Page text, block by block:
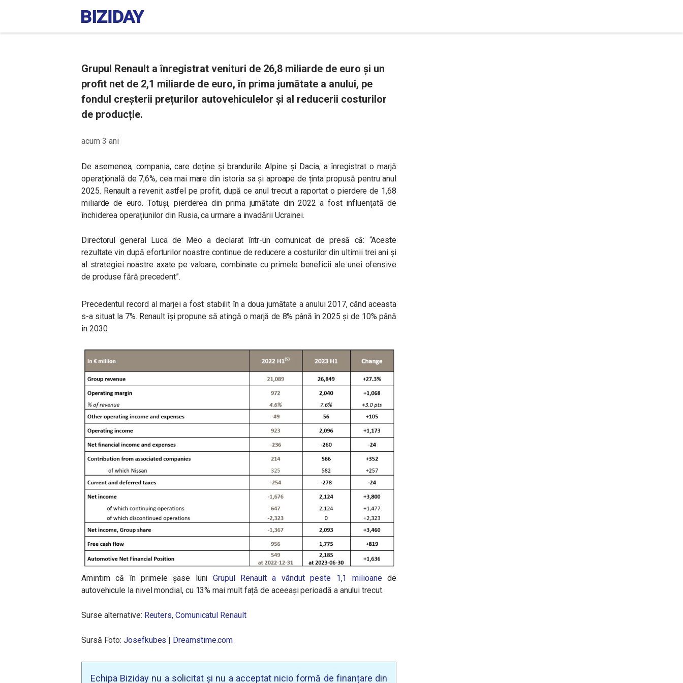
Grupul Renault a înregistrat venituri de 26,8 miliarde de euro și un
profit net de 2,1 miliarde de euro, în prima jumătate a anului, pe
fondul creșterii prețurilor autovehiculelor și al reducerii costurilor
de producție.
acum 3 ani
De asemenea, compania, care deține și brandurile Alpine și Dacia, a înregistrat o marjă
operațională de 7,6%, cea mai mare din istoria sa și aproape de ținta propusă pentru anul
2025. Renault a revenit astfel pe profit, după ce anul trecut a raportat o pierdere de 1,68
miliarde de euro. Totuși, pierderea din prima jumătate din 2022 a fost influențată de
închiderea operațiunilor din Rusia, ca urmare a invadării Ucrainei.
Directorul general Luca de Meo a declarat într-un comunicat de presă că: “Aceste
rezultate vin după eforturilor noastre continue de reducere a costurilor din ultimii trei ani și
al strategiei noastre axate pe valoare, combinate cu primele beneficii ale unei ofensive
de produse fără precedent”.
Precedentul record al marjei a fost stabilit în a doua jumătate a anului 2017, când aceasta
s-a situat la 7%. Renault își propune să atingă o marjă de 8% până în 2025 și de 10% până
în 2030.
Amintim că în primele șase luniGrupul Renault a vândut peste 1,1 milioanede
autovehicule la nivel mondial, cu 13% mai mult față de aceeași perioadă a anului trecut.
Surse alternative: Reuters, Comunicatul Renault
Sursă Foto:Josefkubes | Dreamstime.com
Echipa Biziday nu a solicitat și nu a acceptat nicio formă de finanțare din